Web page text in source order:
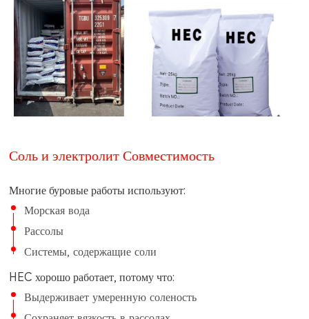
Соль и электролит Совместимость
Многие буровые работы используют:
Морская вода
Рассолы
Системы, содержащие соли
HEC хорошо работает, потому что:
Выдерживает умеренную соленость